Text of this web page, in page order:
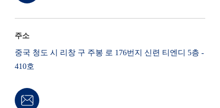
주소
중국 청도 시 리창 구 주봉 로 176번지 신련 티엔디 5층 -
410호